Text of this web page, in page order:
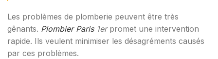
Les problèmes de plomberie peuvent être très
gênants. Plombier Paris1erpromet une intervention
rapide. Ils veulent minimiser les désagréments causés
par ces problèmes.